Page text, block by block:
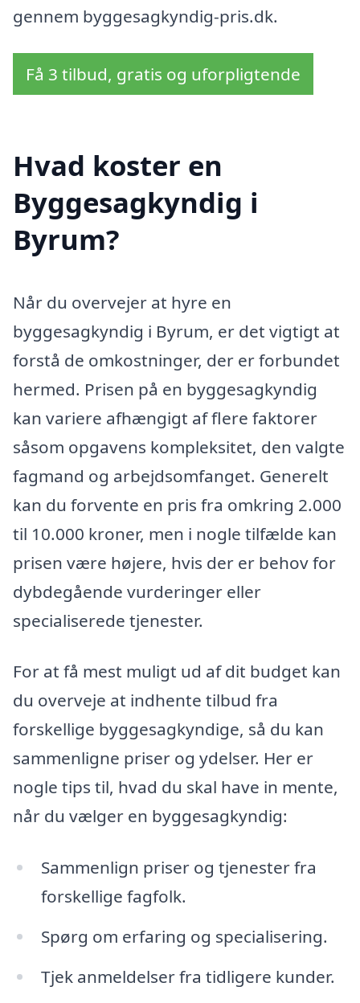
gennem byggesagkyndig-pris.dk.
Få 3 tilbud, gratis og uforpligtende
Hvad koster en
Byggesagkyndig i
Byrum?
Når du overvejer at hyre en
byggesagkyndig i Byrum, er det vigtigt at
forstå de omkostninger, der er forbundet
hermed. Prisen på en byggesagkyndig
kan variere afhængigt af flere faktorer
såsom opgavens kompleksitet, den valgte
fagmand og arbejdsomfanget. Generelt
kan du forvente en pris fra omkring 2.000
til 10.000 kroner, men i nogle tilfælde kan
prisen være højere, hvis der er behov for
dybdegående vurderinger eller
specialiserede tjenester.
For at få mest muligt ud af dit budget kan
du overveje at indhente tilbud fra
forskellige byggesagkyndige, så du kan
sammenligne priser og ydelser. Her er
nogle tips til, hvad du skal have in mente,
når du vælger en byggesagkyndig:
Sammenlign priser og tjenester fra
forskellige fagfolk.
Spørg om erfaring og specialisering.
Tjek anmeldelser fra tidligere kunder.